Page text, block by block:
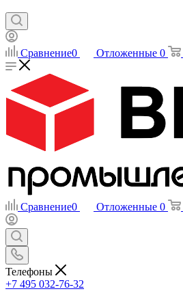
Сравнение0 Отложенные 0
Сравнение0 Отложенные 0
Телефоны
+7 495 032-76-32